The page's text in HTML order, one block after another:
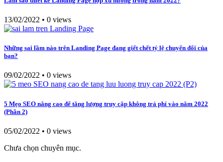
13/02/2022 • 0 views
Những sai lầm nào trên Landing Page đang giết chết tỷ lệ chuyển đổi của
bạn?
09/02/2022 • 0 views
5 Mẹo SEO nâng cao để tăng lượng truy cập không trả phí vào năm 2022
(Phần 2)
05/02/2022 • 0 views
Chưa chọn chuyên mục.